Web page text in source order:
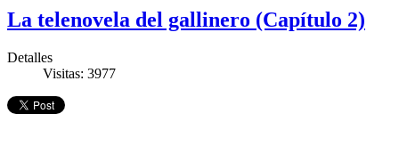
La telenovela del gallinero (Capítulo 2)
Detalles
Visitas: 3977